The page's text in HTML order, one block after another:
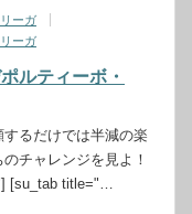
ーガ
ーガ
ルティーボ・
るだけでは半減の楽
チャレンジを見よ！
[su_tab title="…